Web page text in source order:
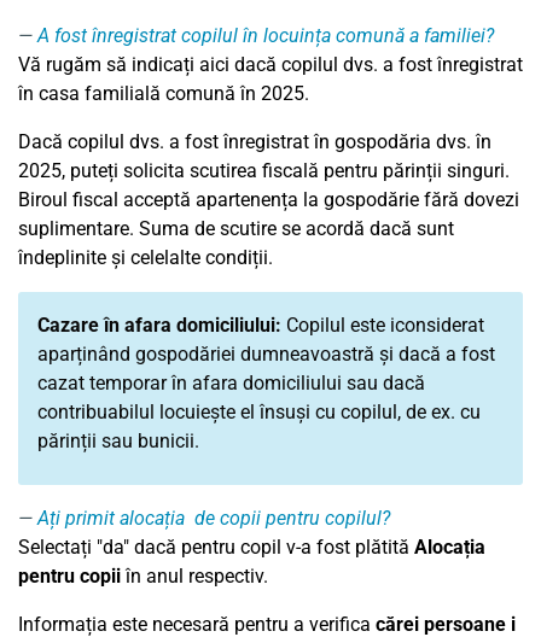
A fost înregistrat copilul în locuința comună a familiei?
Vă rugăm să indicați aici dacă copilul dvs. a fost înregistrat
în casa familială comună în 2025.
Dacă copilul dvs. a fost înregistrat în gospodăria dvs. în
2025, puteți solicita scutirea fiscală pentru părinții singuri.
Biroul fiscal acceptă apartenența la gospodărie fără dovezi
suplimentare. Suma de scutire se acordă dacă sunt
îndeplinite și celelalte condiții.
Cazare în afara domiciliului: Copilul este iconsiderat
aparținând gospodăriei dumneavoastră și dacă a fost
cazat temporar în afara domiciliului sau dacă
contribuabilul locuiește el însuși cu copilul, de ex. cu
părinții sau bunicii.
Ați primit alocația de copii pentru copilul?
Selectați "da" dacă pentru copil v-a fost plătită Alocația
pentru copiiîn anul respectiv.
Informația este necesară pentru a verifica cărei persoane i